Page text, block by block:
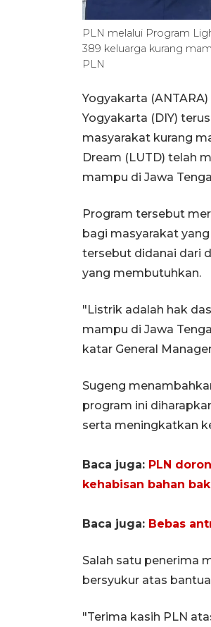
PLN melalui Program
389 keluarga kurang
PLN
Yogyakarta
Yogyakarta (DIY)
masyarakat kurang
Dream (LUTD) telah
mampu di Jawa
Program tersebut
bagi masyarakat
tersebut didanai dari
yang membutuhkan.
"Listrik adalah hak
mampu di Jawa
katar General
Sugeng
program ini
serta meningkatkan
Baca juga: PLN
kehabisan bahan
Baca juga: Bebas
Salah satu penerima
bersyukur atas
"Terima kasih PLN